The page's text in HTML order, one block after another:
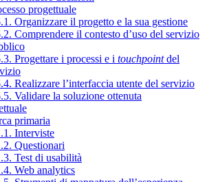
progettuale
Organizzare il progetto e la sua gestione
Comprendere il contesto d’uso del servizio
Progettare i processi e i touchpointdel
Realizzare l’interfaccia utente del servizio
Validare la soluzione ottenuta
primaria
Interviste
Questionari
Test di usabilità
Web analytics